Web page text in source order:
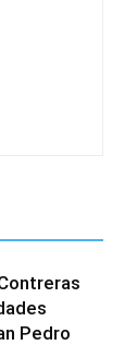
Pedro